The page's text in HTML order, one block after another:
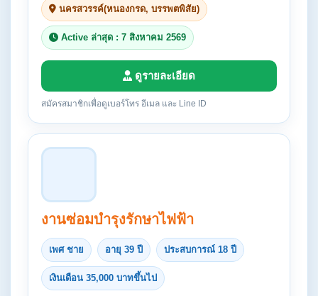
นครสวรรค์(หนองกรด, บรรพตพิสัย)
Active ล่าสุด : 7 สิงหาคม 2569
ดูรายละเอียด
สมัครสมาชิกเพื่อดูเบอร์โทร อีเมล และ Line ID
งานซ่อมบำรุงรักษาไฟฟ้า
เพศ ชาย อายุ 39 ปี ประสบการณ์ 18 ปี
เงินเดือน 35,000 บาทขึ้นไป